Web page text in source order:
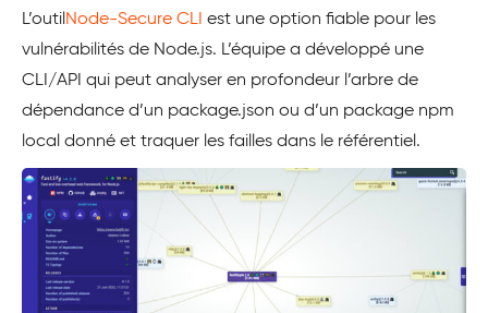
L’outil Node-Secure CLI est une option fiable pour les
vulnérabilités de Node.js. L’équipe a développé une
CLI/API qui peut analyser en profondeur l’arbre de
dépendance d’un package.json ou d’un package npm
local donné et traquer les failles dans le référentiel.